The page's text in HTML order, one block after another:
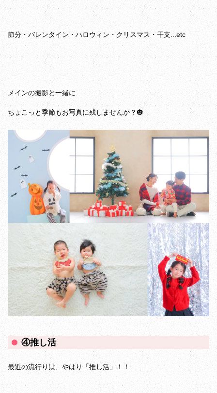
節分・バレンタイン・ハロウィン・クリスマス・干支...etc
メインの撮影と一緒に
ちょこっと季節もお写真に残しませんか？🎃
④推し活
最近の流行りは、やはり「推し活」！！